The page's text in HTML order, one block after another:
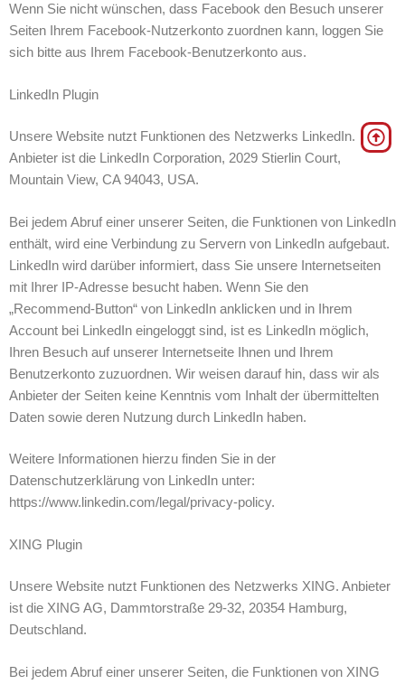
Wenn Sie nicht wünschen, dass Facebook den Besuch unserer
Seiten Ihrem Facebook-Nutzerkonto zuordnen kann, loggen Sie
sich bitte aus Ihrem Facebook-Benutzerkonto aus.
LinkedIn Plugin
Unsere Website nutzt Funktionen des Netzwerks LinkedIn.
Anbieter ist die LinkedIn Corporation, 2029 Stierlin Court,
Mountain View, CA 94043, USA.
Bei jedem Abruf einer unserer Seiten, die Funktionen von LinkedIn
enthält, wird eine Verbindung zu Servern von LinkedIn aufgebaut.
LinkedIn wird darüber informiert, dass Sie unsere Internetseiten
mit Ihrer IP-Adresse besucht haben. Wenn Sie den
„Recommend-Button“ von LinkedIn anklicken und in Ihrem
Account bei LinkedIn eingeloggt sind, ist es LinkedIn möglich,
Ihren Besuch auf unserer Internetseite Ihnen und Ihrem
Benutzerkonto zuzuordnen. Wir weisen darauf hin, dass wir als
Anbieter der Seiten keine Kenntnis vom Inhalt der übermittelten
Daten sowie deren Nutzung durch LinkedIn haben.
Weitere Informationen hierzu finden Sie in der
Datenschutzerklärung von LinkedIn unter:
https://www.linkedin.com/legal/privacy-policy.
XING Plugin
Unsere Website nutzt Funktionen des Netzwerks XING. Anbieter
ist die XING AG, Dammtorstraße 29-32, 20354 Hamburg,
Deutschland.
Bei jedem Abruf einer unserer Seiten, die Funktionen von XING